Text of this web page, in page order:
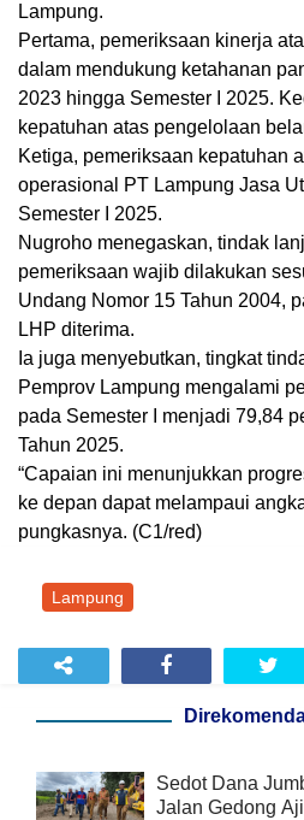
Lampung.
Pertama, pemeriksaan kinerja
dalam mendukung ketahanan
2023 hingga Semester I 2025.
kepatuhan atas pengelolaan
Ketiga, pemeriksaan kepatuhan
operasional PT Lampung Jasa
Semester I 2025.
Nugroho menegaskan, tindak
pemeriksaan wajib dilakukan
Undang Nomor 15 Tahun 2004,
LHP diterima.
Ia juga menyebutkan, tingkat
Pemprov Lampung mengalami
pada Semester I menjadi 79,84
Tahun 2025.
“Capaian ini menunjukkan
ke depan dapat melampaui
pungkasnya. (C1/red)
Lampung
Sedot Dana
Jalan Gedong